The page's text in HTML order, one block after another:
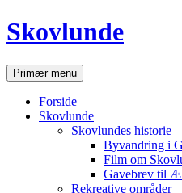
Hop
til
Skovlunde
SøgPrimær menu
Forside
Skovlunde
Skovlundes historie
Byvandring i
Film om
Gavebrev til
Rekreative områder